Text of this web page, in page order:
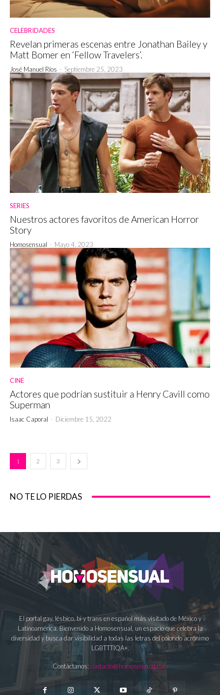
CELEBRIDADES
Revelan primeras escenas entre Jonathan Bailey y
Matt Bomer en ‘Fellow Travelers’.
José Manuel Ríos - Septiembre 25, 2023
SERIES
Nuestros actores favoritos de American Horror
Story
Homosensual - Mayo 4, 2023
CINE
Actores que podrían sustituir a Henry Cavill como
Superman
Isaac Caporal - Diciembre 15, 2022
1 2 3
NO TE LO PIERDAS
El portal gay, lésbico, bi y trans en español más visitado de México y
Latinoamérica. Bienvenido a Homosensual, un espacio que celebra la
diversidad y busca dar visibilidad a todas las letras del colorido acrónimo
LGBTTTIQA+.
Contáctanos: contacto@homosensual.com